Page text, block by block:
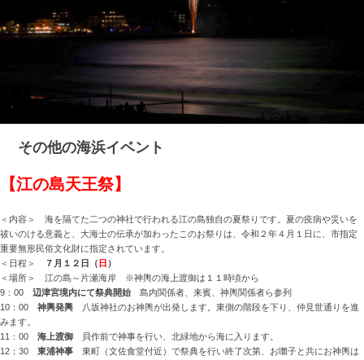
その他の海浜イベント
【江の島天王祭】
＜内容＞ 海を隔てた二つの神社で行われる江の島独自の夏祭りです。夏の疫病や災いを
祓いのける意義と、大海士の伝承が加わったこのお祭りは、令和２年４月１日に、市指定
重要無形民俗文化財に指定されています。
＜日程＞
７月１２日（ 日 ）
＜場所＞ 江の島～片瀬海岸 ※神輿の海上渡御は１１時頃から
9：00 辺津宮境内にて祭典開始 島内関係者、来賓、神輿関係者ら参列
10：00 神輿発輿 八坂神社のお神輿が出発します。東側の階段を下り、仲見世通りを進
みます。
11：00 海上渡御
貝作前で神事を行い、北緑地から海に入ります。
12：30 東浦神事 東町（文佐食堂付近）で祭典を行い終了次第、お囃子と共にお神輿は